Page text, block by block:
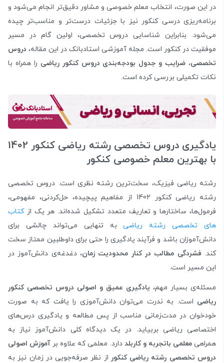
در این صورت، انتخاب معلم خصوصی و مشاور دقیق‌تر انجام می‌شود و
برنامه‌ریزی درسی کنکور نیز با جزئیات درست‌تر و مناسب‌تر چیده
می‌شود. بنابراین شناسایی دروس تخصصی، اولین گام در مسیر
موفقیت در کنکور است. مجله آموزشی استادبانک در این مقاله، دروس
تخصصی، ضرایب و جدول بودجه‌بندی دروس کنکور ریاضی را همراه با
نکات تکمیلی بررسی کرده است.
یادگیری دروس تخصصی رشته ریاضی کنکور 1402
با بهترین معلم خصوصی کنکور
رشته ریاضی فیزیک، سخت‌ترین رشته نظری است. دروس تخصصی
رشته ریاضی کنکور 1402 از مفاهیم پیچیده، حل‌کردنی، مفهومی،
فرمول‌ها، ساختارها و تعاریف متعدد تشکیل شده‌اند. هر یک ازکتاب
های تخصصی رشته ریاضیبه تنهایی می‌تواند چالشی برای
دانش‌آموزان باشد و فرآیند یادگیری را حتی برای داوطلبین ممتاز سخت
کند. فشردگی مطالب در کنار محدودیت زمان، دغدغه‌ی دانش‌آموز در
این مسیر است.
مسئله‌ی بسیار مهم، یادگیری عمیق و اصولی دروس تخصصی کنکور
ریاضی است. به ندرت می‌توان دانش‌آموزی را یافت که به صورت
خودخوان در مدت‌زمانی مناسب از پس مطالعه و یادگیری درس‌های
اختصاصی ریاضی بربیاید. در یک دیدگاه کلی دانش‌آموز نیاز به
همراهیمعلمی باتجربه و کاربلد دارد. معلمی که علاوه بر آموزش اصولی
دروس تخصصی رشته ریاضی کنکور از نظر صرفه‌جویی در زمان نیز به